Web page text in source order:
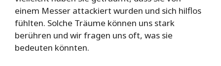
einem Messer attackiert wurden und sich hilflos
fühlten. Solche Träume können uns stark
berühren und wir fragen uns oft, was sie
bedeuten könnten.